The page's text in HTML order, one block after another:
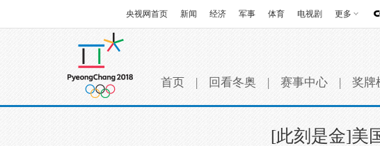
央视网首页 新闻 经济 军事 体育 电视剧 更多
首页 | 回看冬奥 | 赛事中心 | 奖牌
[此刻是金]美